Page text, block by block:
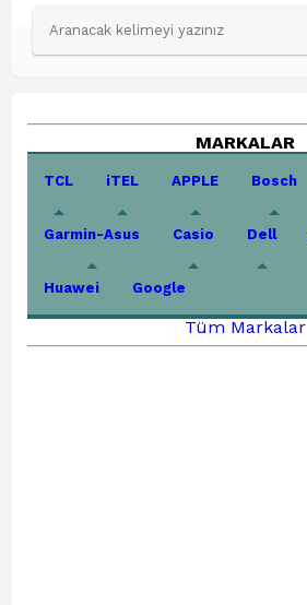
MARKALAR
TCL iTEL APPLE Bosch
Garmin-Asus Casio Dell
Huawei Google
Tüm Markalar